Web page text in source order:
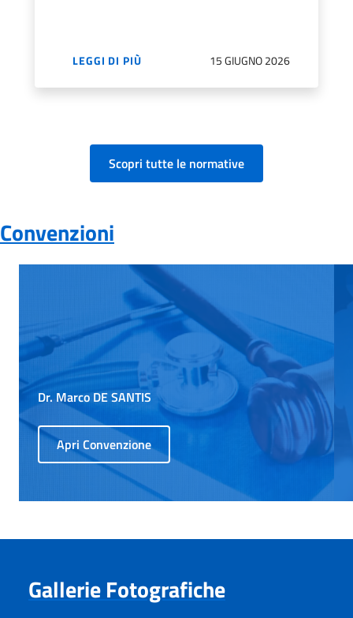
15 GIUGNO 2026
LEGGI DI PIÙ
Scopri tutte le normative
Convenzioni
Dr. Marco DE SANTIS
Apri Convenzione
Gallerie Fotografiche